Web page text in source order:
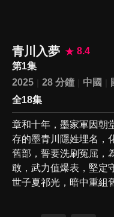
青川入夢
8.4
第1集
2025
28 分鐘 中國
全18集
章和十年，墨家軍因朝
存的墨青川隱姓埋名，
舊部，誓要洗刷冤屈，
敢，武力值爆表，堅定
世子夏祁光，暗中重組